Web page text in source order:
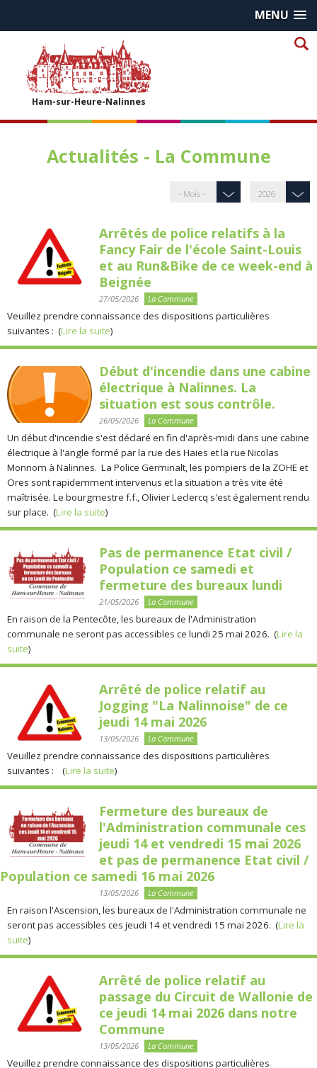
MENU
Ham-sur-Heure-Nalinnes
Actualités - La Commune
Arrêtés de police relatifs à la
Fancy Fair de l'école Saint-Louis
et au Run&Bike de ce week-end à
Beignée
27/05/2026 La Commune
Veuillez prendre connaissance des dispositions particulières
suivantes : (Lire la suite)
Début d'incendie dans une cabine
électrique à Nalinnes. La
situation est sous contrôle.
26/05/2026 La Commune
Un début d'incendie s'est déclaré en fin d'après-midi dans une cabine
électrique à l'angle formé par la rue des Haies et la rue Nicolas
Monnom à Nalinnes. La Police Germinalt, les pompiers de la ZOHE et
Ores sont rapidemment intervenus et la situation a très vite été
maîtrisée. Le bourgmestre f.f., Olivier Leclercq s'est également rendu
sur place. (Lire la suite)
Pas de permanence Etat civil /
Population ce samedi et
fermeture des bureaux lundi
21/05/2026 La Commune
En raison de la Pentecôte, les bureaux de l'Administration
communale ne seront pas accessibles ce lundi 25 mai 2026. (Lire la
suite)
Arrêté de police relatif au
Jogging "La Nalinnoise" de ce
jeudi 14 mai 2026
13/05/2026 La Commune
Veuillez prendre connaissance des dispositions particulières
suivantes : (Lire la suite)
Fermeture des bureaux de
l'Administration communale ces
jeudi 14 et vendredi 15 mai 2026
et pas de permanence Etat civil /
Population ce samedi 16 mai 2026
13/05/2026 La Commune
En raison l'Ascension, les bureaux de l'Administration communale ne
seront pas accessibles ces jeudi 14 et vendredi 15 mai 2026. (Lire la
suite)
Arrêté de police relatif au
passage du Circuit de Wallonie de
ce jeudi 14 mai 2026 dans notre
Commune
13/05/2026 La Commune
Veuillez prendre connaissance des dispositions particulières